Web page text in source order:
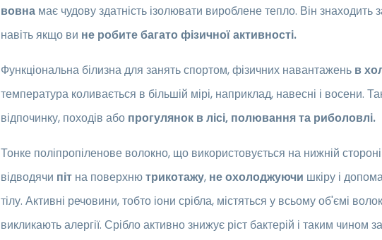
вовна має чудову здатність ізолювати вироблене тепло. Він знаходить
навіть якщо ви не робите багато фізичної активності.
Функціональна білизна для занять спортом, фізичних навантажень в
температура коливається в більшій мірі, наприклад, навесні і восени.
відпочинку, походів або прогулянок в лісі, полювання та риболовлі.
Тонке поліпропіленове волокно, що використовується на нижній
відводячи піт на поверхнютрикотажу, не охолоджуючи шкіру і
тілу. Активні речовини, тобто іони срібла, містяться у всьому об'ємі
викликають алергії. Срібло активно знижує ріст бактерій і таким чином